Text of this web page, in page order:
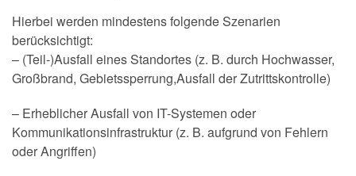
Hierbei werden mindestens folgende Szenarien
berücksichtigt:
– (Teil-)Ausfall eines Standortes (z. B. durch Hochwasser,
Großbrand, Gebietssperrung,Ausfall der Zutrittskontrolle)
– Erheblicher Ausfall von IT-Systemen oder
Kommunikationsinfrastruktur (z. B. aufgrund von Fehlern
oder Angriffen)